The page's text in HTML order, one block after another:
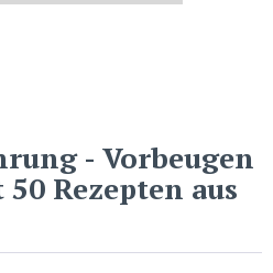
- Vorbeugen
Rezepten aus